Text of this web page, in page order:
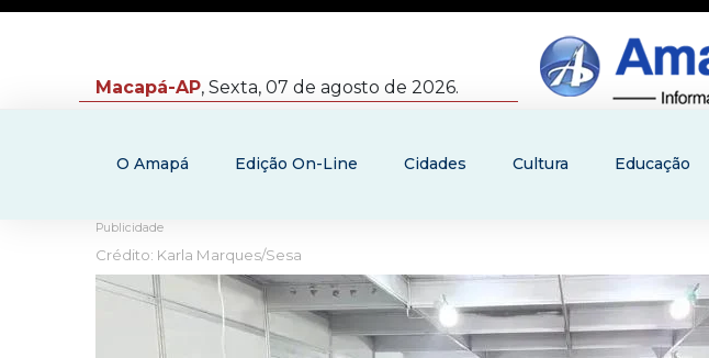
Macapá-AP, Sexta, 07 de agosto de 2026.
O Amapá Edição On-Line Cidades Cultura Educação
Publicidade
Crédito: Karla Marques/Sesa